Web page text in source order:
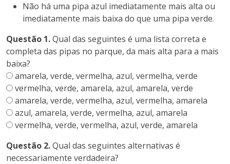
Não há uma pipa azul imediatamente mais alta ou
imediatamente mais baixa do que uma pipa verde.
Questão 1.Qual das seguintes é uma lista correta e
completa das pipas no parque, da mais alta para a mais
baixa?
amarela, verde, vermelha, azul, vermelha, verde
vermelha, verde, amarela, azul, amarela, verde
amarela, verde, vermelha, azul, vermelha, amarela
azul, amarela, verde, vermelha, azul, amarela
vermelha, verde, vermelha, azul, verde, amarela
Questão 2.Qual das seguintes alternativas é
necessariamente verdadeira?